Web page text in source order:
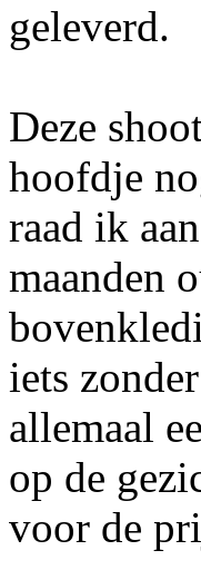
geleverd.
Deze
hoofdje
raad ik
maanden
iets
allemaal
op de
voor de